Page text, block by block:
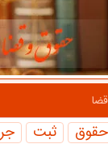
حقوق ثبت